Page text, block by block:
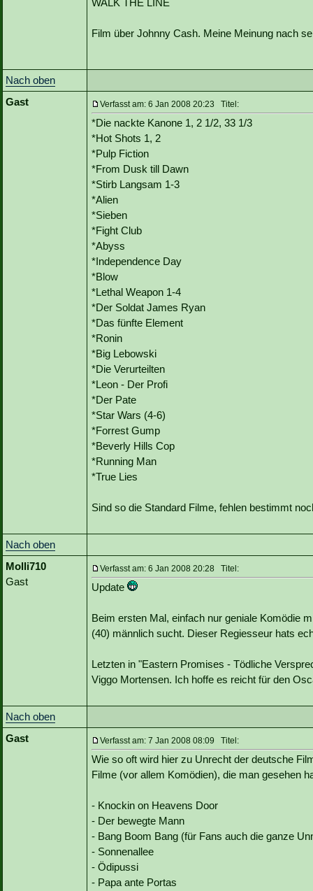
WALK THE LINE
Film über Johnny Cash. Meine Meinung nach
Nach oben
Gast
Verfasst am: 6 Jan 2008 20:23 Titel:
*Die nackte Kanone 1, 2 1/2, 33 1/3
*Hot Shots 1, 2
*Pulp Fiction
*From Dusk till Dawn
*Stirb Langsam 1-3
*Alien
*Sieben
*Fight Club
*Abyss
*Independence Day
*Blow
*Lethal Weapon 1-4
*Der Soldat James Ryan
*Das fünfte Element
*Ronin
*Big Lebowski
*Die Verurteilten
*Leon - Der Profi
*Der Pate
*Star Wars (4-6)
*Forrest Gump
*Beverly Hills Cop
*Running Man
*True Lies
Sind so die Standard Filme, fehlen bestimmt
Nach oben
Molli710
Gast
Verfasst am: 6 Jan 2008 20:28 Titel:
Update
Beim ersten Mal, einfach nur geniale Komödie
(40) männlich sucht. Dieser Regiesseur hats
Letzten in "Eastern Promises - Tödliche
Viggo Mortensen. Ich hoffe es reicht für den
Nach oben
Gast
Verfasst am: 7 Jan 2008 08:09 Titel:
Wie so oft wird hier zu Unrecht der deutsche
Filme (vor allem Komödien), die man gesehen
- Knockin on Heavens Door
- Der bewegte Mann
- Bang Boom Bang (für Fans auch die ganze
- Sonnenallee
- Ödipussi
- Papa ante Portas